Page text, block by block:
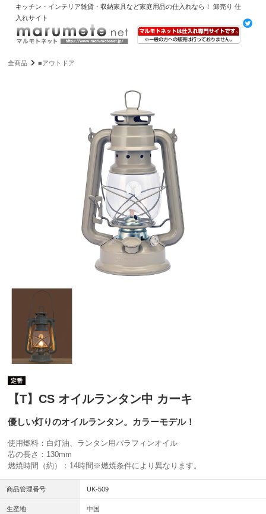
キッチン・インテリア雑貨・収納家具など家庭用品の仕入れなら！ 卸売り 仕
入れサイト
全商品 ■アウトドア
定番
【T】CS オイルランタン中 カーキ
優しい灯りのオイルランタン。カラーモデル！
使用燃料：白灯油、ランタン用パラフィンオイル
芯の長さ：130mm
燃焼時間（約）：14時間※燃焼条件により異なります。
商品管理番号 UK-509
生産地 中国